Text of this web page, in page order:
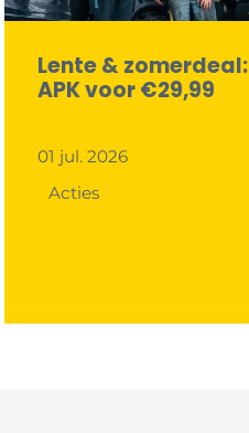
Lente & zomerdeal:
APK voor €29,99
01 jul. 2026
Acties